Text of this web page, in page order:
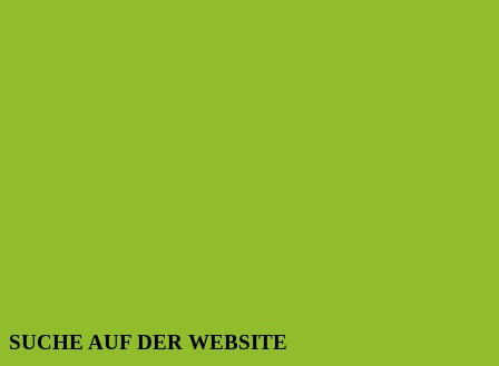
SUCHE AUF DER WEBSITE